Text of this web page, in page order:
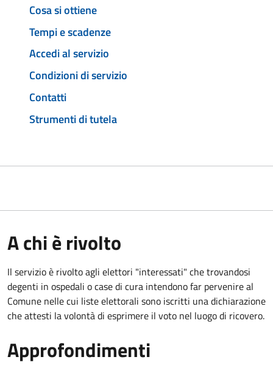
Cosa si ottiene
Tempi e scadenze
Accedi al servizio
Condizioni di servizio
Contatti
Strumenti di tutela
A chi è rivolto
Il servizio è rivolto agli elettori "interessati" che trovandosi
degenti in ospedali o case di cura intendono far pervenire al
Comune nelle cui liste elettorali sono iscritti una dichiarazione
che attesti la volontà di esprimere il voto nel luogo di ricovero.
Approfondimenti